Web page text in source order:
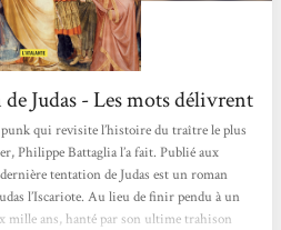
Judas - Les mots délivrent
qui revisite l’histoire du traître le plus
Philippe Battaglia l’a fait. Publié aux
tentation de Judas est un roman
l’Iscariote. Au lieu de finir pendu à un
mille ans, hanté par son ultime trahison